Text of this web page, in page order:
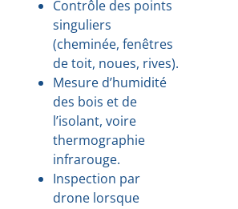
Contrôle des points
singuliers
(cheminée, fenêtres
de toit, noues, rives).
Mesure d’humidité
des bois et de
l’isolant, voire
thermographie
infrarouge.
Inspection par
drone lorsque